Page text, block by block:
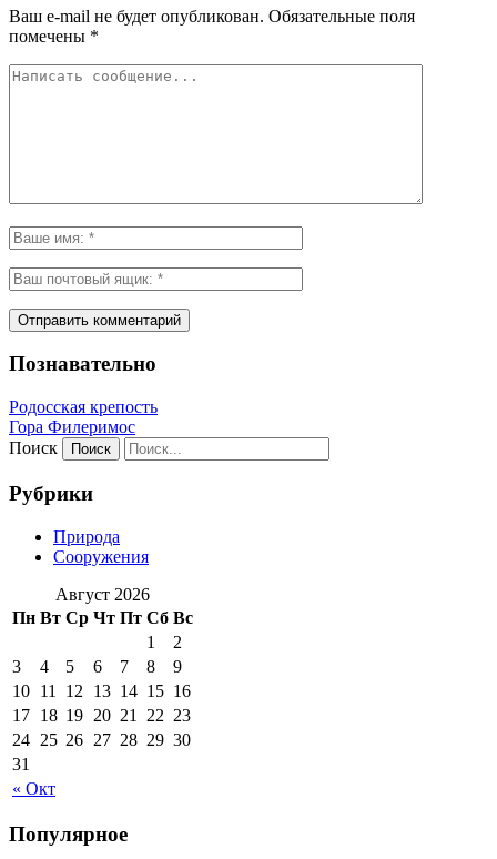
Ваш e-mail не будет опубликован. Обязательные поля
помечены *
Познавательно
Родосская крепость
Гора Филеримос
Поиск
Рубрики
Природа
Сооружения
Август 2026
Пн Вт Ср Чт Пт Сб Вс
« Окт
1
2
3
4 5 6 7 8
9
10 11 12 13 14 15 16
17 18 19 20 21 22 23
24 25 26 27 28 29 30
31
Популярное